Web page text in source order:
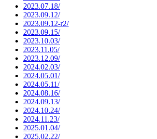
2023.07.18/
2023.09.12/
2023.09.12-r2/
2023.09.15/
2023.10.03/
2023.11.05/
2023.12.09/
2024.02.03/
2024.05.01/
2024.05.11/
2024.08.16/
2024.09.13/
2024.10.24/
2024.11.23/
2025.01.04/
2025.02.22/